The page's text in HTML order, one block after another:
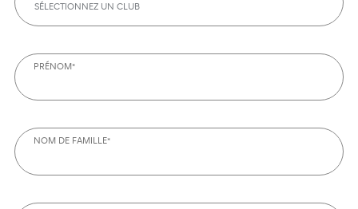
SÉLECTIONNEZ UN CLUB
PRÉNOM*
NOM DE FAMILLE*